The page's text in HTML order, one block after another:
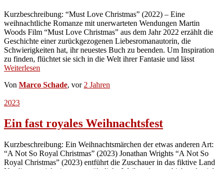
Kurzbeschreibung: “Must Love Christmas” (2022) – Eine
weihnachtliche Romanze mit unerwarteten Wendungen Martin
Woods Film “Must Love Christmas” aus dem Jahr 2022 erzählt die
Geschichte einer zurückgezogenen Liebesromanautorin, die
Schwierigkeiten hat, ihr neuestes Buch zu beenden. Um Inspiration
zu finden, flüchtet sie sich in die Welt ihrer Fantasie und lässt
Weiterlesen
Von Marco Schade, vor 2 Jahren
2023
Ein fast royales Weihnachtsfest
Kurzbeschreibung: Ein Weihnachtsmärchen der etwas anderen Art:
“A Not So Royal Christmas” (2023) Jonathan Wrights “A Not So
Royal Christmas” (2023) entführt die Zuschauer in das fiktive Land